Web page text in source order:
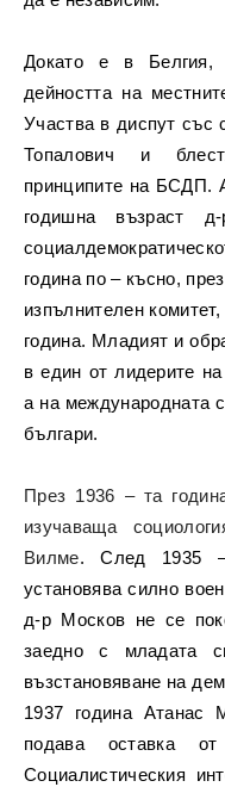
Докато е в
дейността на
Участва в диспут със
Топалович и
принципите на БСДП.
годишна възраст
година по – късно, през
изпълнителен
година. Младият и
в един от лидерите
а на международната
българи.
През 1936 – та
изучаваща
Вилме. След 1935
установява силно
д-р Москов не се
заедно с младата
възстановяване на
1937 година
подава оставка
Социалистическия